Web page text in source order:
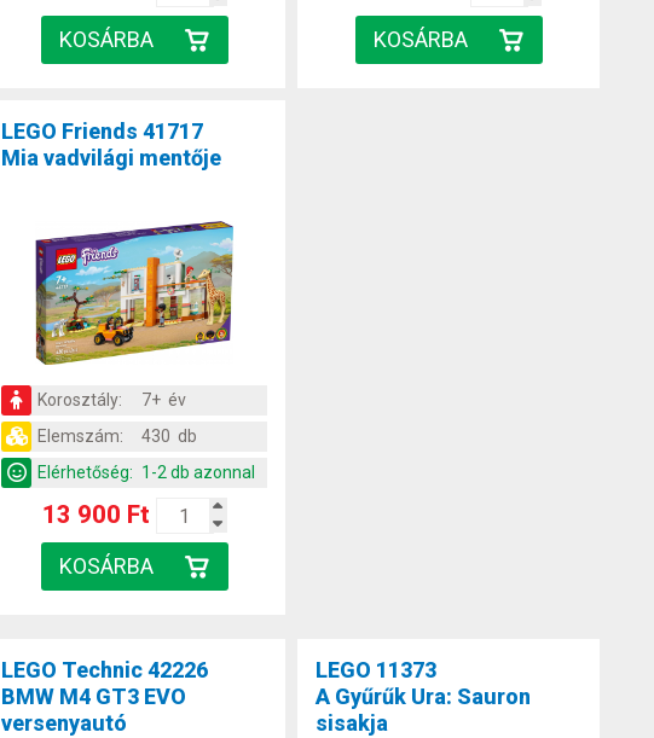
LEGO Friends 41717
Mia vadvilági mentője
Korosztály:
7+ év
Elemszám:
430 db
Elérhetőség: 1-2 db azonnal
13 900 Ft
LEGO Technic 42226
BMW M4 GT3 EVO
versenyautó
LEGO 11373
A Gyűrűk Ura: Sauron
sisakja